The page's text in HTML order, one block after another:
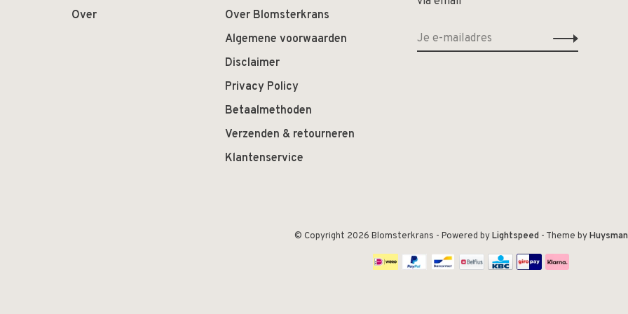
Over
Over Blomsterkrans
Algemene voorwaarden
Disclaimer
Privacy Policy
Betaalmethoden
Verzenden & retourneren
Klantenservice
© Copyright 2026 Blomsterkrans - Powered byLightspeed- Theme by